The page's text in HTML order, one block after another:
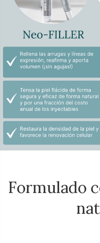
Formulado